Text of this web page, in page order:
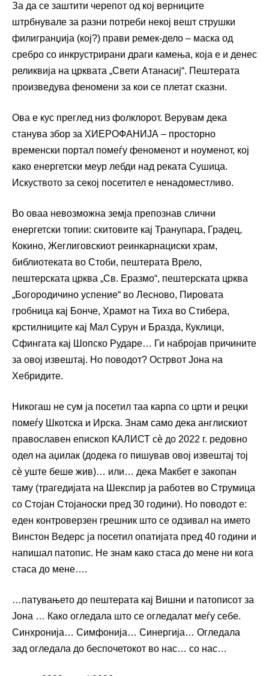
За да се заштити черепот од кој верниците
штрбнувале за разни потреби некој вешт струшки
филигранџија (кој?) прави ремек-дело – маска од
сребро со инкрустрирани драги камења, која е и денес
реликвија на црквата „Свети Атанасиј“. Пештерата
произведува феномени за кои се плетат сказни.
Ова е кус преглед низ фолклорот. Верувам дека
станува збор за ХИЕРОФАНИЈА – просторно
временски портал помеѓу феноменот и ноуменот, кој
како енергетски меур лебди над реката Сушица.
Искуството за секој посетител е ненадоместливо.
Во оваа невозможна земја препознав слични
енергетски топии: скитовите кај Транупара, Градец,
Кокино, Жеглиговскиот реинкарнациски храм,
библиотеката во Стоби, пештерата Врело,
пештерската црква „Св. Еразмо“, пештерската црква
„Богородичино успение“ во Лесново, Пировата
гробница кај Бонче, Храмот на Тиха во Стибера,
крстилниците кај Мал Сурун и Бразда, Куклици,
Сфингата кај Шопско Рударе… Ги набројав причините
за овој извештај. Но поводот? Острвот Јона на
Хебридите.
Никогаш не сум ја посетил таа карпа со црти и рецки
помеѓу Шкотска и Ирска. Знам само дека англискиот
православен епископ КАЛИСТ сѐ до 2022 г. редовно
одел на аџилак (додека го пишував овој извештај тој
сѐ уште беше жив)… или… дека Макбет е закопан
таму (трагедијата на Шекспир ја работев во Струмица
со Стојан Стојаноски пред 30 години). Но поводот е:
еден контроверзен грешник што се одзивал на името
Винстон Ведерс ја посетил опатијата пред 40 години и
напишал патопис. Не знам како стаса до мене ни кога
стаса до мене….
…патувањето до пештерата кај Вишни и патописот за
Јона … Како огледала што се огледалат меѓу себе.
Синхронија… Симфонија… Синергија… Огледала
зад огледала до беспочетокот во нас… со нас…